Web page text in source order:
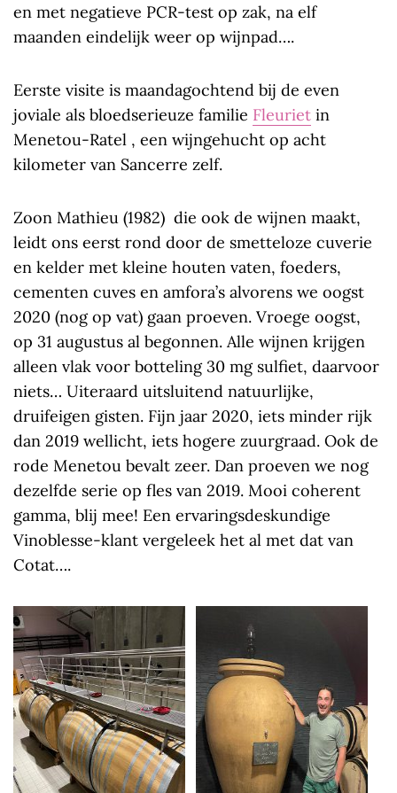
en met negatieve PCR-test op zak, na elf
maanden eindelijk weer op wijnpad….
Eerste visite is maandagochtend bij de even
joviale als bloedserieuze familie Fleuriet in
Menetou-Ratel , een wijngehucht op acht
kilometer van Sancerre zelf.
Zoon Mathieu (1982) die ook de wijnen maakt,
leidt ons eerst rond door de smetteloze cuverie
en kelder met kleine houten vaten, foeders,
cementen cuves en amfora’s alvorens we oogst
2020 (nog op vat) gaan proeven. Vroege oogst,
op 31 augustus al begonnen. Alle wijnen krijgen
alleen vlak voor botteling 30 mg sulfiet, daarvoor
niets… Uiteraard uitsluitend natuurlijke,
druifeigen gisten. Fijn jaar 2020, iets minder rijk
dan 2019 wellicht, iets hogere zuurgraad. Ook de
rode Menetou bevalt zeer. Dan proeven we nog
dezelfde serie op fles van 2019. Mooi coherent
gamma, blij mee! Een ervaringsdeskundige
Vinoblesse-klant vergeleek het al met dat van
Cotat….